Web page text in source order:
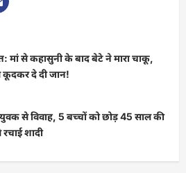
मां से कहासुनी के बाद बेटे ने मारा चाकू,
कूदकर दे दी जान!
से विवाह, 5 बच्चों को छोड़ 45 साल की
शादी